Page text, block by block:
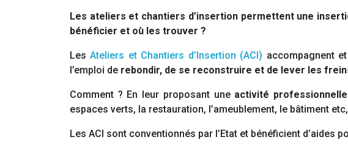
Les ateliers et chantiers d’insertion permettent une
bénéficier et où les trouver ?
LesAteliers et Chantiers d’Insertion (ACI) accompagnent
l’emploi de rebondir, de se reconstruire et de lever les
Comment ? En leur proposant une activité professionnelle
espaces verts, la restauration, l’ameublement, le bâtiment
Les ACI sont conventionnés par l’Etat et bénéficient d’aides